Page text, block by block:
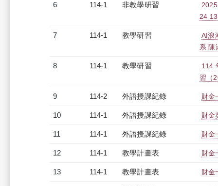
6 114-1 非教學研習
24
7 114-1 教學研習
AI浪
系 陳
8 114-1 教學研習
114
習（
9 114-2 外語授課紀錄 財金
10 114-1 外語授課紀錄 財金
11 114-1 外語授課紀錄 財金
12 114-1 教學計畫表 財金
13 114-1 教學計畫表 財金